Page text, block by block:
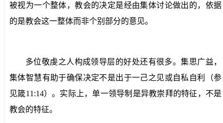
被视为一个整体，教会的决定是经由集体讨论做出的，依据
的是教会这一整体而非个别部分的意见。
多位敬虔之人构成领导层的好处还有很多。集思广益，
集体智慧有助于确保决定不是出于一己之见或自私自利（参
见箴11:14）。实际上，单一领导制是异教崇拜的特征，不是
教会的特征。